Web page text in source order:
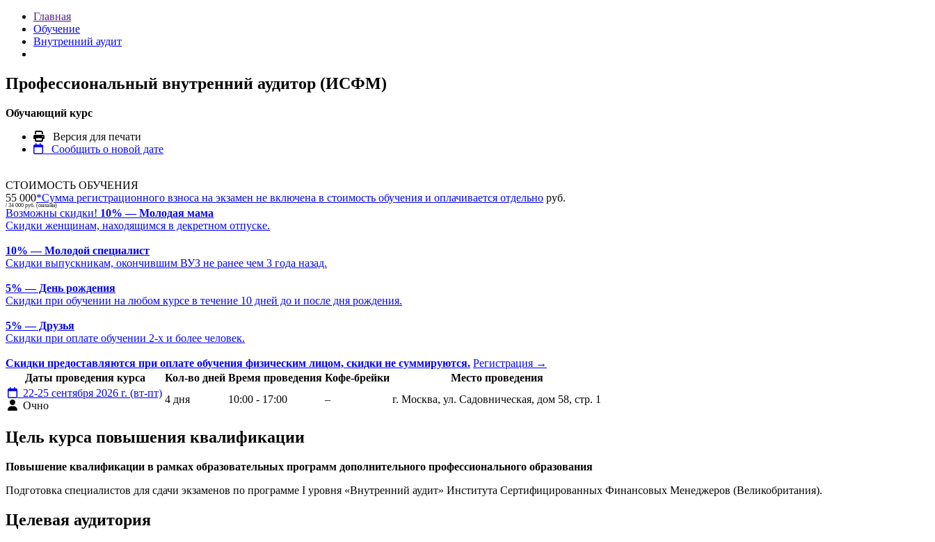
Главная
Обучение
Внутренний аудит
Профессиональный внутренний аудитор (ИСФМ)
Обучающий курс
Версия для печати
Сообщить о новой дате
СТОИМОСТЬ ОБУЧЕНИЯ
55 000*Сумма регистрационного взноса на экзамен не включена в стоимость обучения и оплачивается отдельно руб.
/ 34 000 руб. (онлайн)
Возможны скидки! 10% — Молодая мама
Скидки женщинам, находящимся в декретном отпуске.
10% — Молодой специалист
Скидки выпускникам, окончившим ВУЗ не ранее чем 3 года назад.
5% — День рождения
Скидки при обучении на любом курсе в течение 10 дней до и после дня рождения.
5% — Друзья
Скидки при оплате обучении 2-х и более человек.
Скидки предоставляются при оплате обучения физическим лицом, скидки не суммируются. Регистрация →
Даты проведения курса
Кол-во дней Время проведения Кофе-брейки
Место проведения
22-25 сентября 2026 г. (вт-пт)
Очно
4 дня 10:00 - 17:00 – г. Москва, ул. Садовническая, дом 58, стр. 1
Цель курса повышения квалификации
Повышение квалификации в рамках образовательных программ дополнительного профессионального образования
Подготовка специалистов для сдачи экзаменов по программе I уровня «Внутренний аудит» Института Сертифицированных Финансовых Менеджеров (Великобритания).
Целевая аудитория